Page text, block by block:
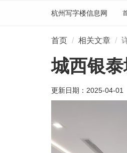
杭州写字楼信息网
首页 相关文章
城西银
更新日期： 2025-04-01